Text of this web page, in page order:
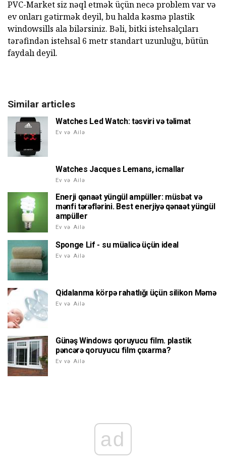
PVC-Market siz nəql etmək üçün necə problem var və
ev onları gətirmək deyil, bu halda kəsmə plastik
windowsills ala bilərsiniz. Bəli, bitki istehsalçıları
tərəfindən istehsal 6 metr standart uzunluğu, bütün
faydalı deyil.
Similar articles
Watches Led Watch: təsviri və təlimat
Ev və Ailə
Watches Jacques Lemans, icmallar
Ev və Ailə
Enerji qənaət yüngül ampüller: müsbət və
mənfi tərəflərini. Best enerjiyə qənaət yüngül
ampüller
Ev və Ailə
Sponge Lif - su müalicə üçün ideal
Ev və Ailə
Qidalanma körpə rahatlığı üçün silikon Məmə
Ev və Ailə
Günəş Windows qoruyucu film. plastik
pəncərə qoruyucu film çıxarma?
Ev və Ailə
ad